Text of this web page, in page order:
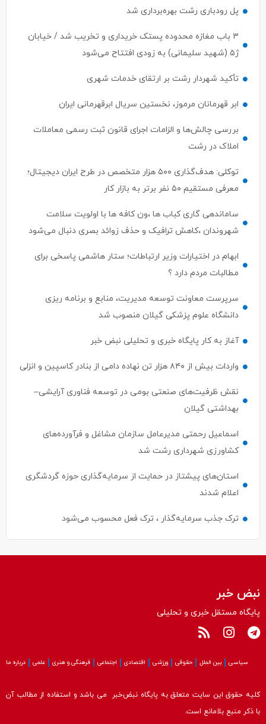
پل رودباری رشت بهره‌برداری شد
۳ باب مغازه محدوده پستک خریداری و تخریب شد / خیابان
ژ۵ (شهید سلیمانی) به زودی افتتاح می‌شود
تأکید شهردار رشت بر ارتقای خدمات شهری
ابر قهرمانان مرموز، نخستین سریال ابرقهرمانی ایران
بررسی چالش‌ها و الزامات اجرای قانون ثبت رسمی معاملات
املاک در رشت
توکلی: هدف‌گذاری ۵۰۰ هزار متخصص در طرح ایران دیجیتال؛
معرفی مستقیم ۵۰ نفر برتر به بازار کار
ساماندهی گاری کباب ها ،ون کافه ها با اولویت سلامت
شهروندان ،کاهش ترافیک و حذف زوائد بصری دنبال می‌شود
ابهام در اختیارات وزیر ارتباطات؛ ستار هاشمی پاسخی برای
مطالبات مردم دارد ؟
سرپرست معاونت توسعه مدیریت، منابع و برنامه ریزی
دانشگاه علوم پزشکی گیلان منصوب شد
آغاز به کار پایگاه خبری و تحلیلی نبض خبر
واردات بیش از ۸۴۰ هزار تن نهاده دامی از بنادر كاسپین و انزلی
نقش ظرفیت‌های صنعتی بومی در توسعه فناوری آرایشی–
بهداشتی گیلان
اسماعیل رحمتی مدیرعامل سازمان مشاغل و فرآورده‌های
کشاورزی شهرداری رشت شد
استان‌های پیشتاز در حمایت از سرمایه‌گذاری حوزه گردشگری
اعلام شدند
ترک جذب سرمایه‌گذار ، ترک فعل محسوب می‌شود
نبض خبر
پایگاه مستقل خبری و تحلیلی
سیاسی بین الملل حقوقی ورزشی اقتصادی اجتماعی فرهنگی و هنری علمی درباره ما
کلیه حقوق این سایت متعلق به پایگاه نبض‌خبر می باشد و استفاده از مطالب آن
با ذکر منبع بلامانع است.